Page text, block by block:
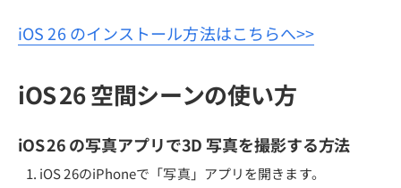
iOS 26 のインストール方法はこちらへ>>
iOS 26 空間シーンの使い方
iOS 26 の写真アプリで3D 写真を撮影する方法
iOS 26のiPhoneで「写真」アプリを開きます。